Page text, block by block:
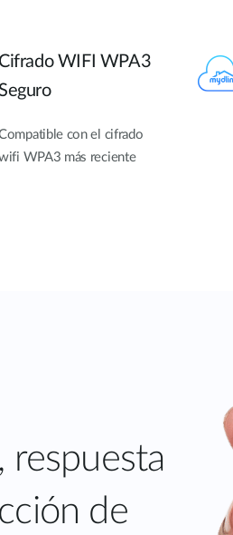
Cifrado WIFI WPA3
con el cifrado
WPA3 más reciente
de